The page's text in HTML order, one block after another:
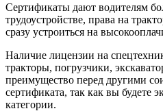
Сертификаты дают водителям
трудоустройстве, права на
сразу устроиться на
Наличие лицензии на
тракторы, погрузчики,
преимущество перед другими
сертификата, так как вы будете
категории.